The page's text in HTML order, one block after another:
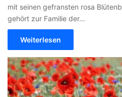
mit seinen gefransten rosa
gehört zur Familie der…
Weiterlesen